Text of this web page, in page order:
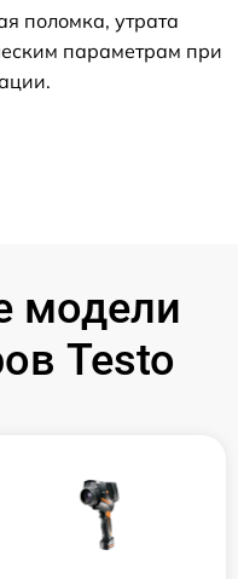
поломка, утрата
параметрам при
модели
Testo